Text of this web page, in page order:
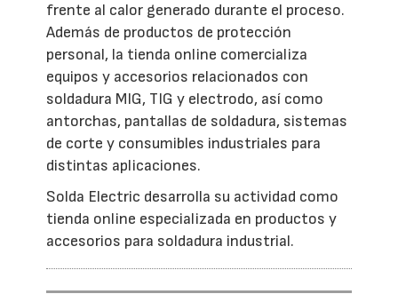
frente al calor generado durante el proceso.
Además de productos de protección
personal, la tienda online comercializa
equipos y accesorios relacionados con
soldadura MIG, TIG y electrodo, así como
antorchas, pantallas de soldadura, sistemas
de corte y consumibles industriales para
distintas aplicaciones.
Solda Electric desarrolla su actividad como
tienda online especializada en productos y
accesorios para soldadura industrial.